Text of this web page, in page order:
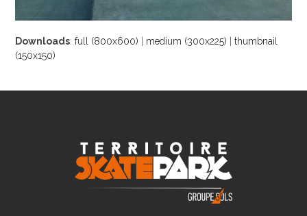
Downloads:full (800x600) medium (300x225) |thumbnail
(150x150)